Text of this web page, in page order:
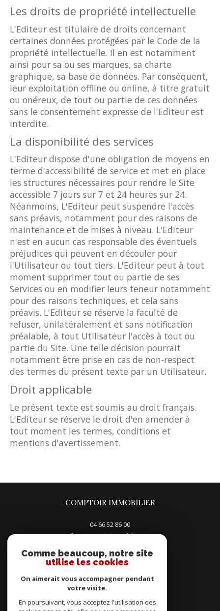
Les droits de propriété intellectuelle
L'Editeur est titulaire de droits concernant
certaines données protégées par le Code de la
propriété intellectuelle. Il en est notamment
ainsi pour sa ou ses marques, sa charte
graphique, sa base de données. Par conséquent,
leur exploitation offline ou online, à titre gratuit
ou onéreux, de tout ou partie de ces données
sans le consentement expresse de l'Editeur est
interdite.
La disponibilité des services
L'Editeur dispose d'une obligation de moyens en
terme d'accessibilité de service et met en place
les structures nécessaires pour rendre le Site
accessible 7 jours sur 7 et 24 heures sur 24.
Néanmoins, L'Editeur peut suspendre l'accès
sans préavis, notamment pour des raisons de
maintenance et de mises à niveau. L'Editeur
n'est en aucun cas responsable des éventuels
préjudices qui peuvent en découler pour
l'Utilisateur ou tout tiers. L'Editeur peut à tout
moment supprimer tout ou partie de ses
Services ou en modifier leurs teneur notamment
pour des raisons techniques, et cela sans
préavis. L'Editeur se réserve la faculté de
refuser, unilatéralement et sans notification
préalable, à tout Utilisateur l'accès à tout ou
partie du Site. Une telle décision pourrait
notamment être prise en cas de non-respect
des termes du présent texte par un Utilisateur.
Droit applicable
Le présent texte est soumis au droit français.
L'Editeur se réserve le droit d'en amender à
tout moment les termes, conditions et
mentions d'avertissement.
COMPTOIR IMMOBILIER
04 66 52 86 00
info@comptoir-immobilier.com
30100 alès
Adhérents
Comme beaucoup, notre site
utilise les cookies
On aimerait vous accompagner pendant
votre visite.
En poursuivant, vous acceptez l'utilisation des